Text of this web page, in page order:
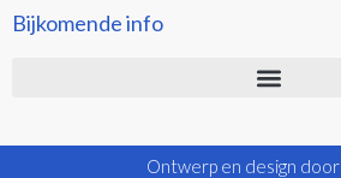
Bijkomende info
Ontwerp en design door